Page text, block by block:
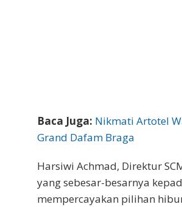
Baca Juga: Nikmati Artotel
Grand Dafam Braga
Harsiwi Achmad, Direktur
yang sebesar-besarnya
mempercayakan pilihan